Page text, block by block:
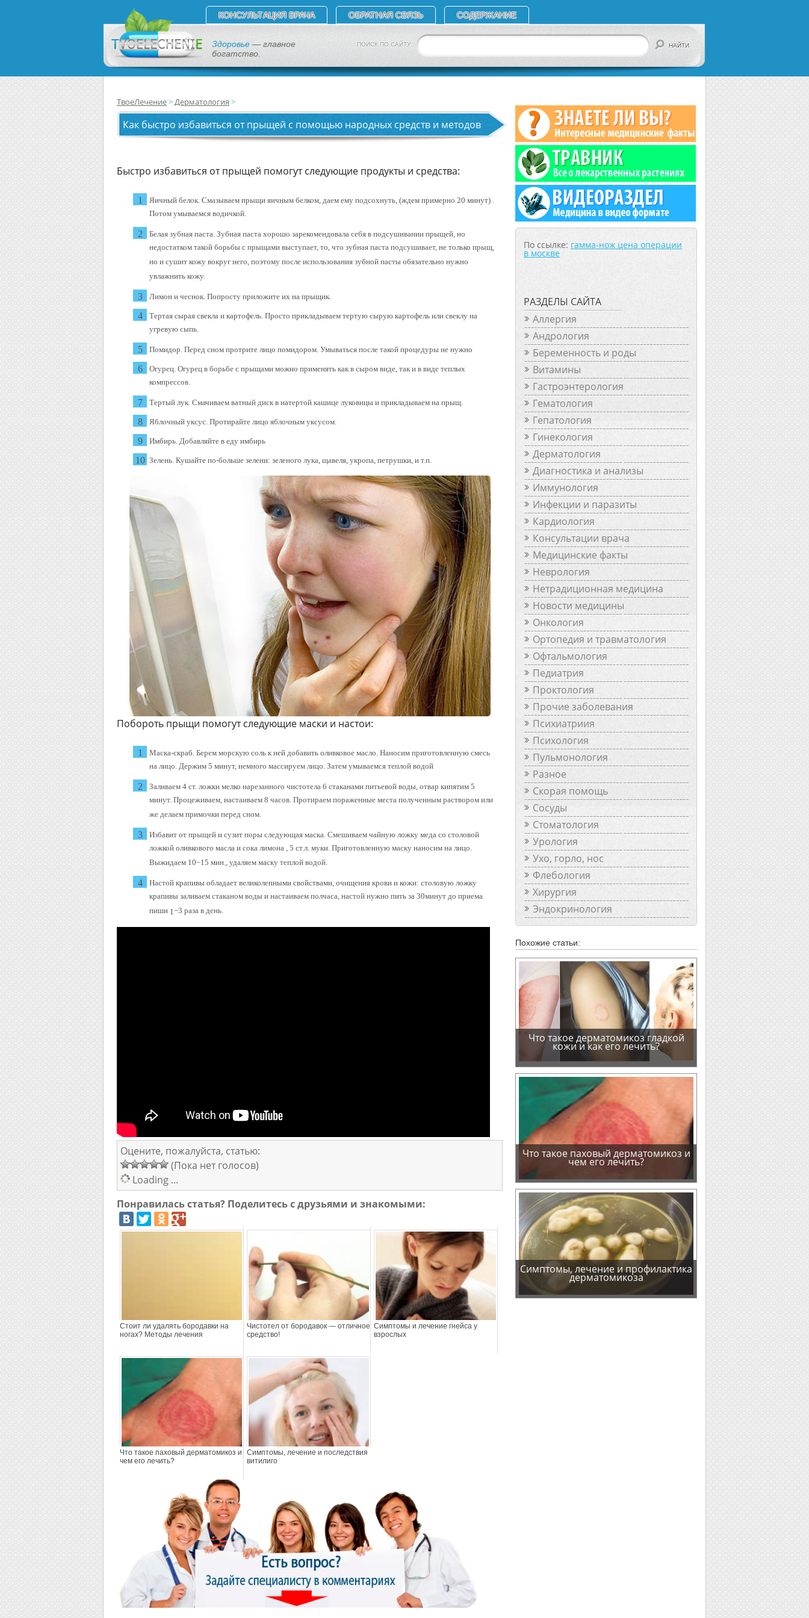
КОНСУЛЬТАЦИЯ ВРАЧА ОБРАТНАЯ СВЯЗЬ СОДЕРЖАНИЕ
ПОИСК ПО САЙТУ:
Здоровье — главное
богатство.
ТвоеЛечение Дерматология
Как быстро избавиться от прыщей с помощью народных средств и методов
Быстро избавиться от прыщей помогут следующие продукты и средства:
Яичный белок. Смазываем прыщи яичным белком, даем ему подсохнуть, (ждем примерно 20 минут) .
Потом умываемся водичкой.
Белая зубная паста. Зубная паста хорошо зарекомендовала себя в подсушивании прыщей, но
недостатком такой борьбы с прыщами выступает, то, что зубная паста подсушивает, не только прыщ,
но и сушит кожу вокруг него, поэтому после использования зубной пасты обязательно нужно
увлажнить кожу.
Лимон и чеснок. Попросту приложите их на прыщик.
Тертая сырая свекла и картофель. Просто прикладываем тертую сырую картофель или свеклу на
угревую сыпь.
Помидор. Перед сном протрите лицо помидором. Умываться после такой процедуры не нужно
Огурец. Огурец в борьбе с прыщами можно применять как в сыром виде, так и в виде теплых
компрессов.
Тертый лук. Смачиваем ватный диск в натертой кашице луковицы и прикладываем на прыщ.
Яблочный уксус. Протирайте лицо яблочным уксусом.
Имбирь. Добавляйте в еду имбирь
Зелень. Кушайте по-больше зелени: зеленого лука, щавеля, укропа, петрушки, и т.п.
Побороть прыщи помогут следующие маски и настои:
Маска-скраб. Берем морскую соль к ней добавить оливковое масло. Наносим приготовленную смесь
на лицо. Держим 5 минут, немного массируем лицо. Затем умываемся теплой водой
Заливаем 4 ст. ложки мелко нарезанного чистотела 6 стаканами питьевой воды, отвар кипятим 5
минут. Процеживаем, настаиваем 8 часов. Протираем пораженные места полученным раствором или
же делаем примочки перед сном.
Избавит от прыщей и сузит поры следующая маска. Смешиваем чайную ложку меда со столовой
ложкой оливкового масла и сока лимона , 5 ст.л. муки. Приготовленную маску наносим на лицо.
Выжидаем 10−15 мин., удаляем маску теплой водой.
Настой крапивы обладает великолепными свойствами, очищения крови и кожи: столовую ложку
крапивы заливаем стаканом воды и настаиваем полчаса, настой нужно пить за 30минут до приема
пиши 1−3 раза в день.
Оцените, пожалуйста, статью:
(Пока нет голосов)
Loading ...
Понравилась статья? Поделитесь с друзьями и знакомыми:
Стоит ли удалять бородавки на
ногах? Методы лечения
Чистотел от бородавок — отличное
средство!
Симптомы и лечение гнейса у
взрослых
Что такое паховый дерматомикоз и
чем его лечить?
Симптомы, лечение и последствия
витилиго
По ссылке: гамма-нож цена операции
в москве
РАЗДЕЛЫ САЙТА
Аллергия
Андрология
Беременность и роды
Витамины
Гастроэнтерология
Гематология
Гепатология
Гинекология
Дерматология
Диагностика и анализы
Иммунология
Инфекции и паразиты
Кардиология
Консультации врача
Медицинские факты
Неврология
Нетрадиционная медицина
Новости медицины
Онкология
Ортопедия и травматология
Офтальмология
Педиатрия
Проктология
Прочие заболевания
Психиатриия
Психология
Пульмонология
Разное
Скорая помощь
Сосуды
Стоматология
Урология
Ухо, горло, нос
Флебология
Хирургия
Эндокринология
Похожие статьи:
Что такое дерматомикоз гладкой
кожи и как его лечить?
Что такое паховый дерматомикоз и
чем его лечить?
Симптомы, лечение и профилактика
дерматомикоза